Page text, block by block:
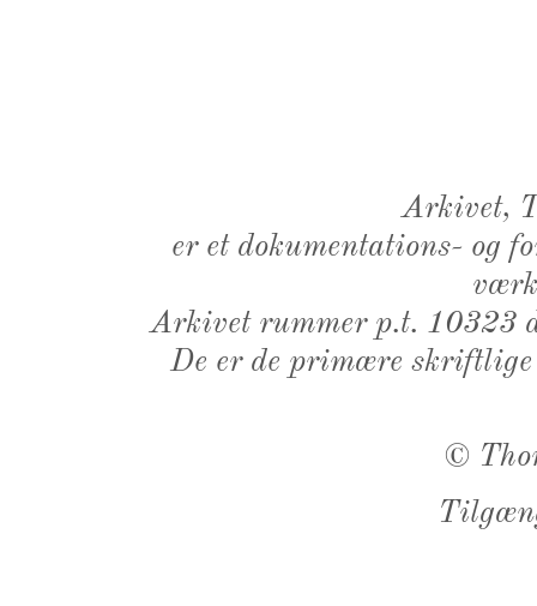
Arkivet,
er et dokumentations- og
Arkivet rummer p.t. 10323
De er de primære
©